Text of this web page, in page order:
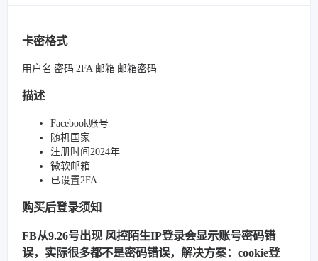
卡密格式
用户名|密码|2FA|邮箱|邮箱密码
描述
Facebook账号
随机国家
注册时间2024年
微软邮箱
已设置2FA
购买后登录须知
FB从9.26号出现 风控陌生IP登录会显示账号密码错
误，实际很多都不是密码错误，解决方案：cookie登